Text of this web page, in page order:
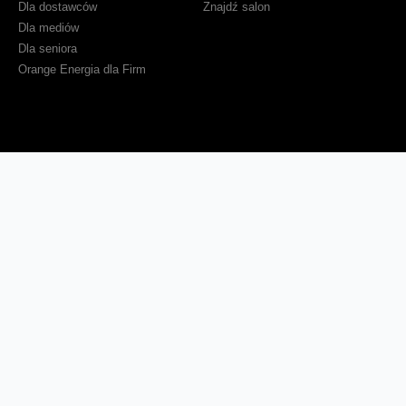
Dla dostawców
Dla mediów
Dla seniora
Orange Energia dla Firm
Znajdź salon